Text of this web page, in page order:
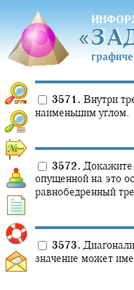
«
«
3571. Внутри
наименьшим углом.
3572.
опущенной на это
равнобедренный
3573.
значение может